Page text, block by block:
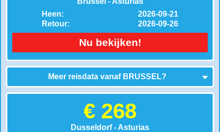
Heen:
Retour:
2026-09-21
2026-09-26
Nu bekijken!
Meer reisdata vanaf BRUSSEL?
€ 268
Dusseldorf - Asturias